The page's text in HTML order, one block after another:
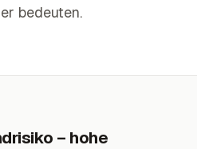
bedeuten.
– hohe